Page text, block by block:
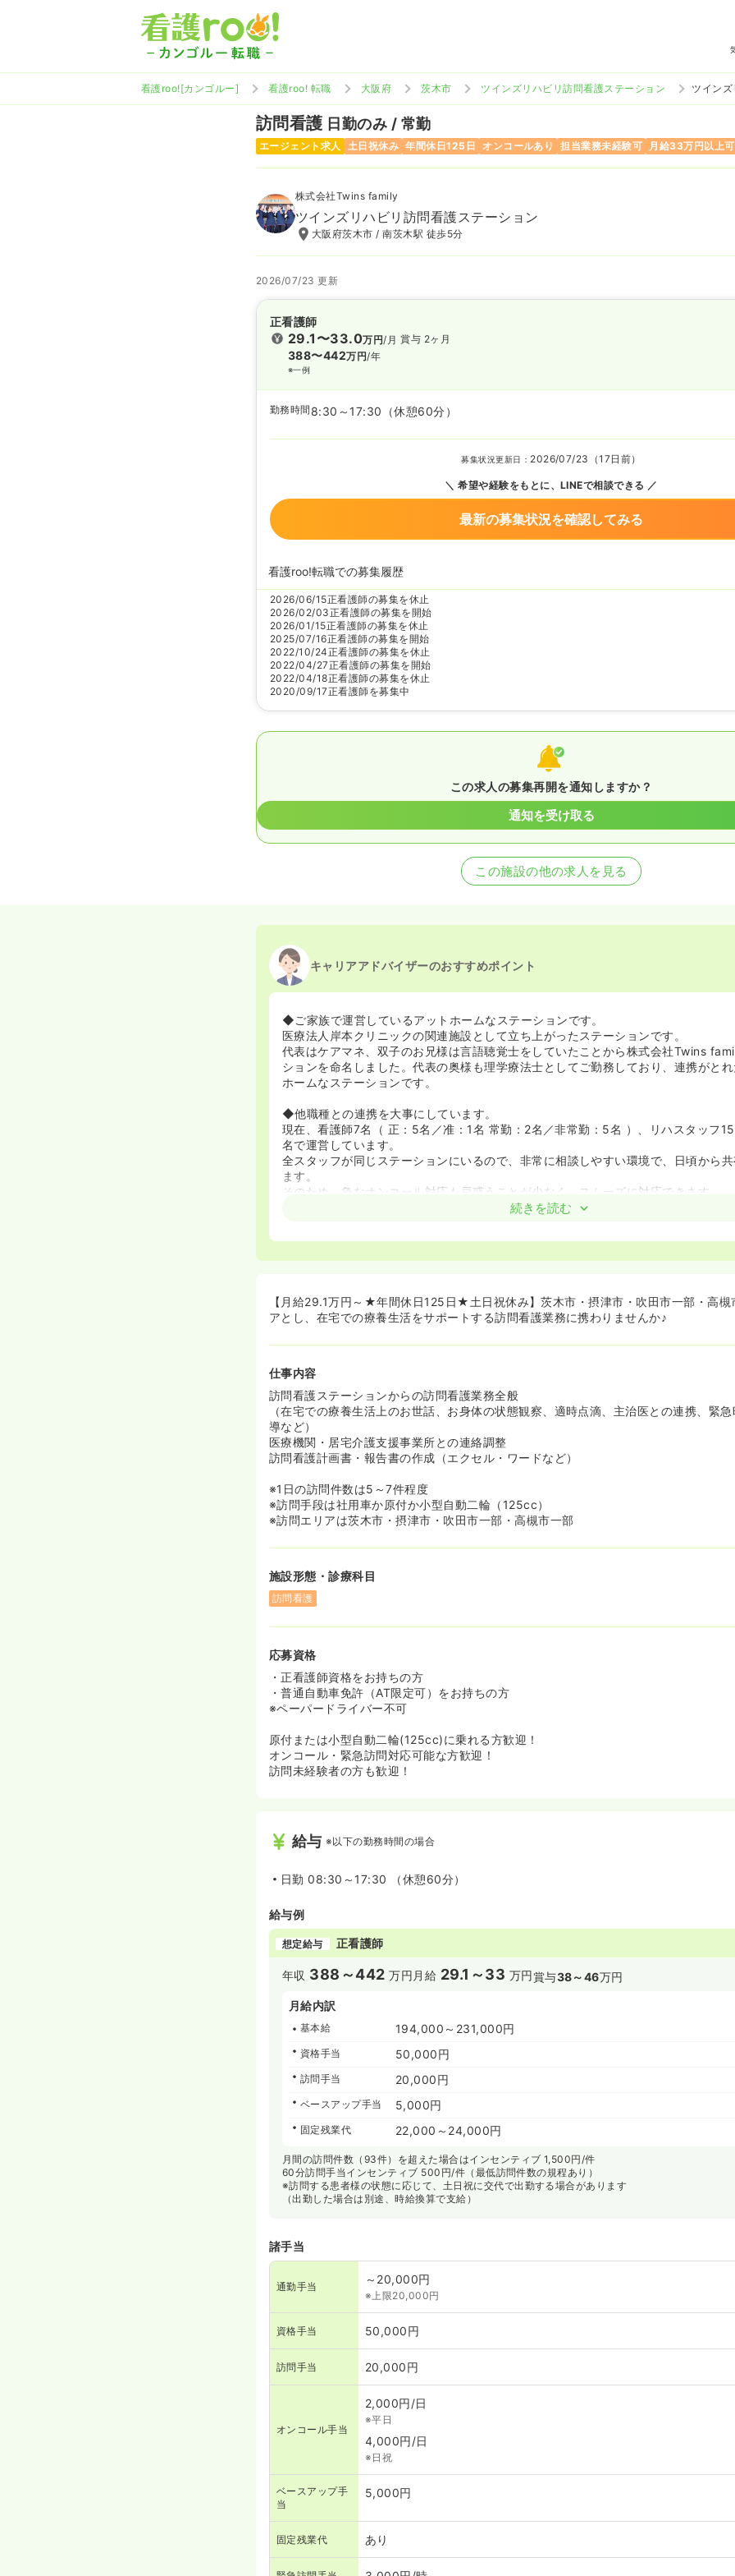
看護roo![カンゴルー] 看護roo! 転職 大阪府 茨木市 ツインズリハビリ訪問看護ステーション ツインズ
訪問看護 日勤のみ / 常勤
エージェント求人 土日祝休み 年間休日125日 オンコールあり 担当業務未経験可 月給33万円以上可
株式会社Twins family
ツインズリハビリ訪問看護ステーション
大阪府茨木市 / 南茨木駅 徒歩5分
2026/07/23 更新
正看護師
29.1〜33.0万円/月
388〜442万円/年
※一例
賞与 2ヶ月
勤務時間 8:30～17:30 （休憩60分）
募集状況更新日： 2026/07/23（17日前）
希望や経験をもとに、LINEで相談できる
最新の募集状況を確認してみる
看護roo!転職での募集履歴
2026/06/15正看護師の募集を休止
2026/02/03正看護師の募集を開始
2026/01/15正看護師の募集を休止
2025/07/16正看護師の募集を開始
2022/10/24正看護師の募集を休止
2022/04/27正看護師の募集を開始
2022/04/18正看護師の募集を休止
2020/09/17正看護師を募集中
この求人の募集再開を通知しますか？
通知を受け取る
この施設の他の求人を見る
キャリアアドバイザーのおすすめポイント
◆ご家族で運営しているアットホームなステーションです。
医療法人岸本クリニックの関連施設として立ち上がったステーションです。
代表はケアマネ、双子のお兄様は言語聴覚士をしていたことから株式会社Twins
ションを命名しました。代表の奥様も理学療法士としてご勤務しており、連携がと
ホームなステーションです。
◆他職種との連携を大事にしています。
現在、看護師7名（ 正：5名／准：1名 常勤：2名／非常勤：5名 ）、リハスタッフ
名で運営しています。
全スタッフが同じステーションにいるので、非常に相談しやすい環境で、日頃から
ます。
そのため、急なオンコール対応も戸惑うことが少なく、スムーズに対応できます。
また、直行直帰はなく、朝は必ず全体ミーティング、そのあと看護・リハに分かれて
また、任意で大阪訪問看護ステーション協会や全国訪問看護事業協会、大阪府立大学
ナーなどに参加することもできます。
ステーション内でも月二回の勉強会を行っています。
す。
◆訪問看護未経験の方大歓迎！
経験に応じて１～２ヶ月のOJT研修があり、あなたの不安がなくなるまで一緒にサポ
ご入職されている方は訪問看護未経験の方ばかりですので不安な気持ちには理解があ
オンコール対応やひとりでの対応が不安な場合は、管理者やスタッフに連絡して相談
また、独り立ちするまで訪問同行があり、はじめから一人で訪問することはございま
ください♪
続きを読む
【月給29.1万円～★年間休日125日★土日祝休み】茨木市・摂津市・吹田市一部・高槻
アとし、在宅での療養生活をサポートする訪問看護業務に携わりませんか♪
仕事内容
訪問看護ステーションからの訪問看護業務全般
（在宅での療養生活上のお世話、お身体の状態観察、適時点滴、主治医との連携、緊
導など）
医療機関・居宅介護支援事業所との連絡調整
訪問看護計画書・報告書の作成（エクセル・ワードなど）
※1日の訪問件数は5～7件程度
※訪問手段は社用車か原付か小型自動二輪（125cc）
※訪問エリアは茨木市・摂津市・吹田市一部・高槻市一部
施設形態・診療科目
訪問看護
応募資格
・正看護師資格をお持ちの方
・普通自動車免許（AT限定可）をお持ちの方
※ペーパードライバー不可
原付または小型自動二輪(125cc)に乗れる方歓迎！
オンコール・緊急訪問対応可能な方歓迎！
訪問未経験者の方も歓迎！
給与 ※以下の勤務時間の場合
日勤 08:30～17:30 （休憩60分）
給与例
想定給与 正看護師
年収 388～442 万円 月給 29.1～33 万円賞与38～46万円
月給内訳
基本給 194,000～231,000円
資格手当 50,000円
訪問手当 20,000円
ベースアップ手当 5,000円
固定残業代 22,000～24,000円
月間の訪問件数（93件）を超えた場合はインセンティブ 1,500円/件
60分訪問手当インセンティブ 500円/件（最低訪問件数の規程あり）
※訪問する患者様の状態に応じて、土日祝に交代で出勤する場合があります
（出勤した場合は別途、時給換算で支給）
諸手当
通勤手当
～20,000円
※上限20,000円
資格手当 50,000円
訪問手当 20,000円
オンコール手当
2,000円/日
※平日
4,000円/日
※日祝
ベースアップ手
当
5,000円
固定残業代 あり